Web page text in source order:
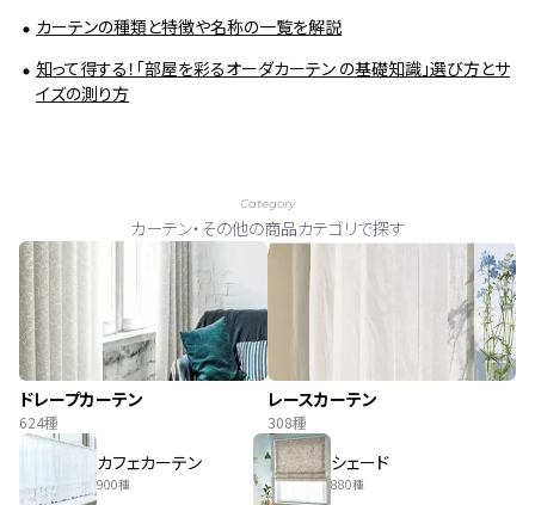
カーテンの種類と特徴や名称の一覧を解説
知って得する！「部屋を彩るオーダカーテン の基礎知識」選び方とサ
イズの測り方
Category
カーテン・その他の商品カテゴリで探す
ドレープカーテン
624種
レースカーテン
308種
カフェカーテン
900種
シェード
880種